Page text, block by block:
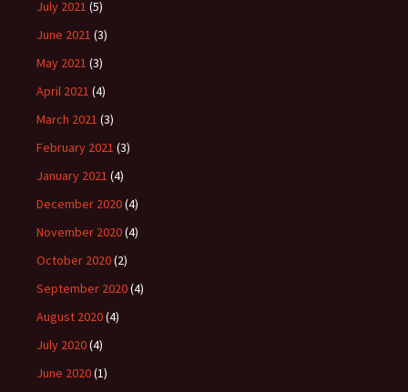
July 2021 (5)
June 2021 (3)
May 2021 (3)
April 2021 (4)
March 2021 (3)
February 2021 (3)
January 2021 (4)
December 2020(4)
November 2020(4)
October 2020(2)
September 2020(4)
August 2020(4)
July 2020(4)
June 2020(1)